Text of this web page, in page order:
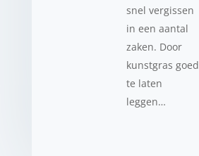
snel vergissen
in een aantal
zaken. Door
kunstgras goed
te laten
leggen…